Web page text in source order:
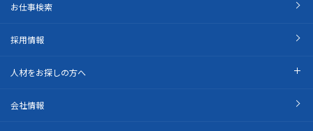
お仕事検索
採用情報
人材をお探しの方へ
会社情報